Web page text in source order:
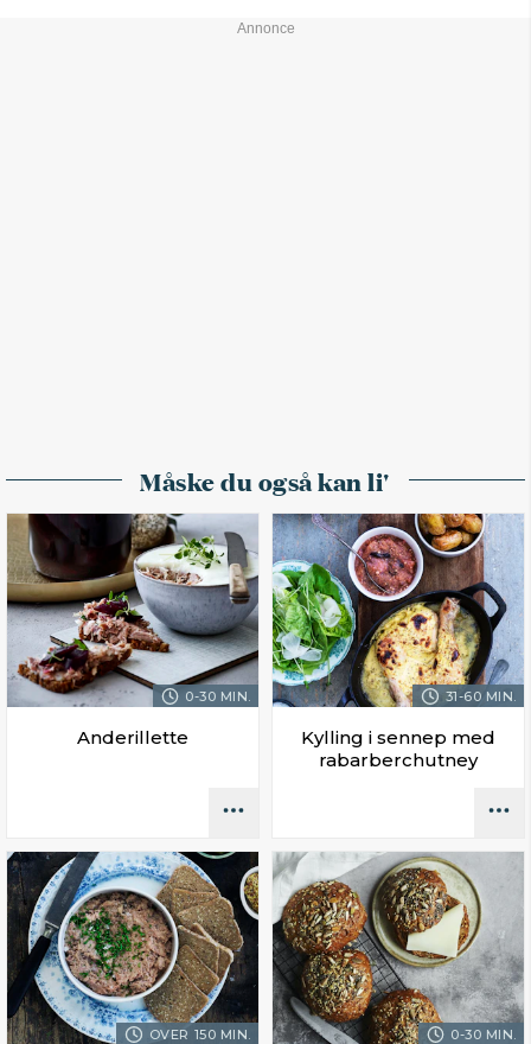
Måske du også kan li'
0-30 MIN.
Anderillette
31-60 MIN.
Kylling i sennep med
rabarberchutney
OVER 150 MIN. 0-30 MIN.